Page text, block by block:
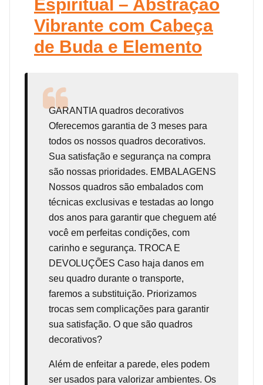
Espiritual – Abstração
Vibrante com Cabeça
de Buda e Elemento
GARANTIA quadros decorativos
Oferecemos garantia de 3 meses para
todos os nossos quadros decorativos.
Sua satisfação e segurança na compra
são nossas prioridades. EMBALAGENS
Nossos quadros são embalados com
técnicas exclusivas e testadas ao longo
dos anos para garantir que cheguem até
você em perfeitas condições, com
carinho e segurança. TROCA E
DEVOLUÇÕES Caso haja danos em
seu quadro durante o transporte,
faremos a substituição. Priorizamos
trocas sem complicações para garantir
sua satisfação. O que são quadros
decorativos?
Além de enfeitar a parede, eles podem
ser usados para valorizar ambientes. Os